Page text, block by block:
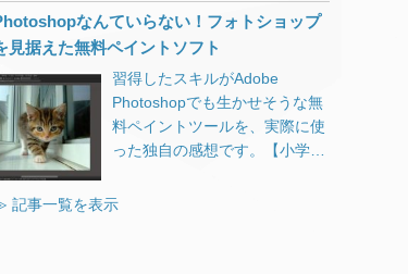
期待。 2018年5月28日の正午に
なってもこのサイトの更新がな
かったら、お察しください。
KB4100403(17134.81)ダウンロ
ード先 Windows Update カタロ
グ（KB4100403） KB4100403
したが、KB4100403更新プログ
うWordPress 5.3のエラーにつ
いて。
なんていらない！フォトショップ
見据えた無料ペイントソフト
習得したスキルがAdobe
Photoshopでも生かせそうな無
料ペイントツールを、実際に使
った独自の感想です。【小学校
た】
記事一覧を表示